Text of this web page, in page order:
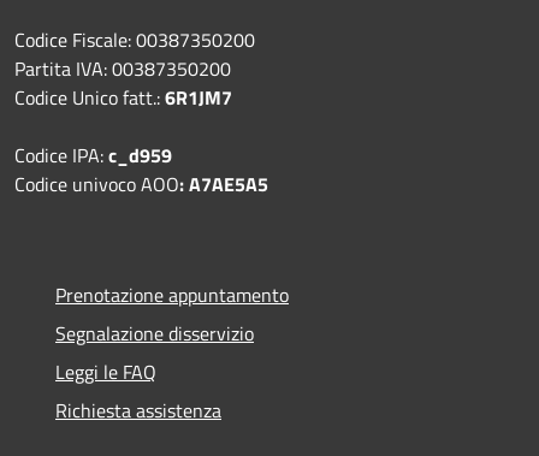
Codice Fiscale: 00387350200
Partita IVA: 00387350200
Codice Unico fatt.:6R1JM7
Codice IPA:c_d959
Codice univoco AOO: A7AE5A5
Prenotazione appuntamento
Segnalazione disservizio
Leggi le FAQ
Richiesta assistenza